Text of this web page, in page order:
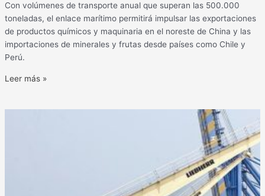
Con volúmenes de transporte anual que superan las 500.000
toneladas, el enlace marítimo permitirá impulsar las exportaciones
de productos químicos y maquinaria en el noreste de China y las
importaciones de minerales y frutas desde países como Chile y
Perú.
Leer más »